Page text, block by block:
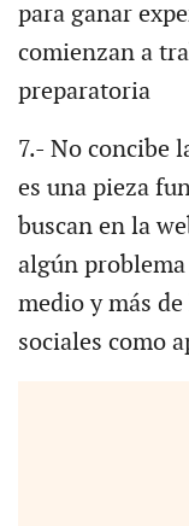
para ganar
comienzan a
preparatoria
7.- No concibe
es una pieza
buscan en la
algún
medio y más
sociales como